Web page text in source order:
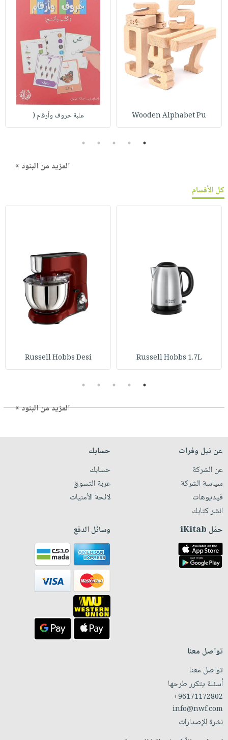
Wooden Alphabet Pu علبة حروف وأرقام (
1
2
3
4
5
المزيد من البنود »
كل الأقسام
Russell Hobbs 1.7L
Russell Hobbs Desi
1
2
3
4
5
المزيد من البنود »
عن نيل وفرات
عن الشركة
سياسة الشركة
فيديوهات
انشر كتابك
حسابك
حسابك
عربة التسوق
لائحة الأمنيات
حمّل iKitab وسائل الدفع
تواصل معنا
تواصل معنا
أسئلة يتكرر طرحها
+96171172802
info@nwf.com
نشرة الإصدارات